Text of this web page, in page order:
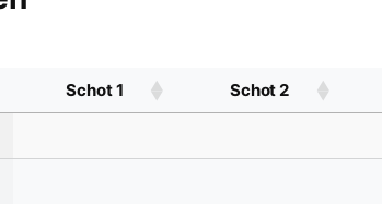
Schot 1 Schot 2